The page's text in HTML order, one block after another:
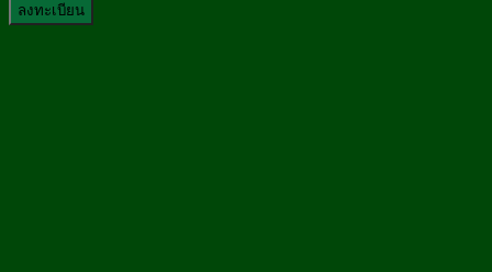
ลงทะเบียน